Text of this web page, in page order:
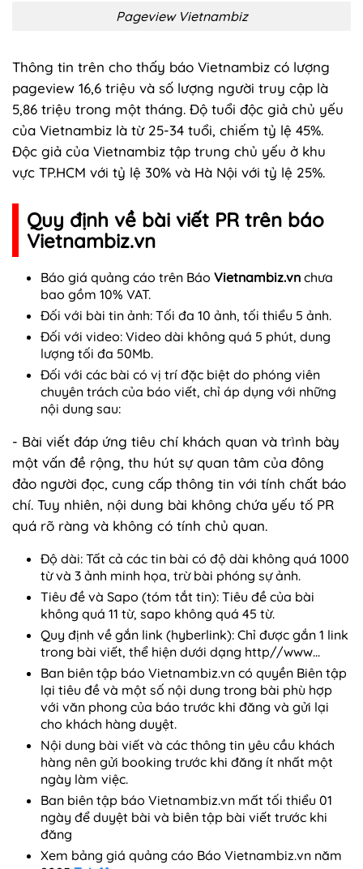
Pageview Vietnambiz
Thông tin trên cho thấy báo Vietnambiz có lượng
pageview 16,6 triệu và số lượng người truy cập là
5,86 triệu trong một tháng. Độ tuổi độc giả chủ yếu
của Vietnambiz là từ 25-34 tuổi, chiếm tỷ lệ 45%.
Độc giả của Vietnambiz tập trung chủ yếu ở khu
vực TP.HCM với tỷ lệ 30% và Hà Nội với tỷ lệ 25%.
Quy định về bài viết PR trên báo
Vietnambiz.vn
Báo giá quảng cáo trên Báo Vietnambiz.vn chưa
bao gồm 10​% VAT.​
Đối với bài tin ảnh: ​T​ối đa 10 ảnh, tối thiểu ​5 ​ảnh​.​
Đối với video: ​V​ideo dài không quá ​5​ phút, dung
lượng tối đa ​50Mb.
Đối với các bài có vị trí đặc biệt do phóng viên
chuyên trách của báo viết, chỉ áp dụng với những
nội dung sau:
- Bài viết đáp ứng tiêu chí khách quan và trình bày
một vấn đề rộng, thu hút sự quan tâm của đông
đảo người đọc, cung cấp thông tin với tính chất báo
chí. Tuy nhiên, nội dung bài không chứa yếu tố PR
quá rõ ràng và không có tính chủ quan.
Độ dài: ​T​ất cả các tin bài có độ dài không quá 1000
từ và ​3​ ảnh minh họa, trừ bài phóng sự ảnh​.​
Tiêu đề và ​Sapo (tóm tắt tin):​​ ​T​iêu đề của bài
không quá 11 từ, s​apo​ không quá ​45 từ.​
Quy định về ​gắn link​ (hyberlink):​ Chỉ được ​gắn 1 link​
trong bài viết, thể hiện dưới dạng​ http//www...​
Ban biên tập báo Vietnambiz.vn có quyền Biên tập
lại tiêu đề và một số nội dung trong bài phù hợp
với văn ph​o​ng của báo trước khi đăng và gửi lại
cho khách hàng ​duyệt.​
Nội dung bài viết và các thông tin yêu cầu ​khách
hàng nên gửi booking trước khi đăng ít nhất một
ngày làm việc.
Ban biên tập báo Vietnambiz.vn mất tối thiểu 01
ngày để duyệt bài và biên tập bài viết trước khi
đăng
Xem bảng giá quảng cáo Báo Vietnambiz.vn năm